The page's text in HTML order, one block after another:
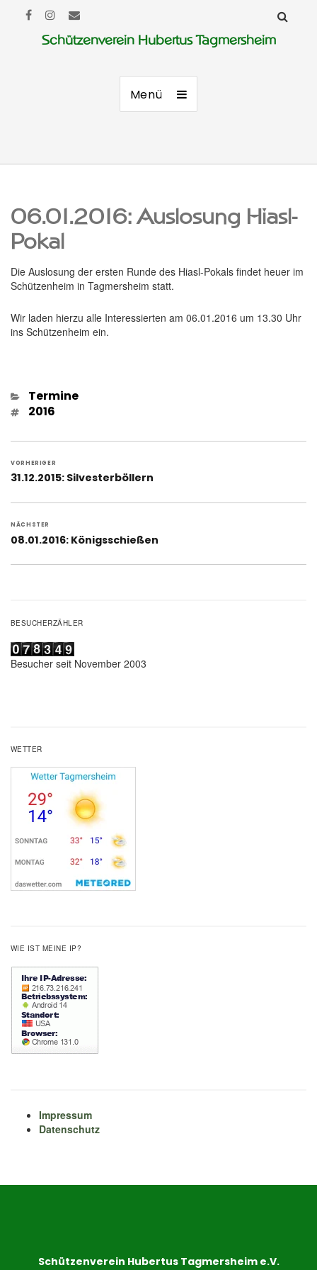
Schützenverein Hubertus Tagmersheim
Menü
06.01.2016: Auslosung Hiasl-
Pokal
Die Auslosung der ersten Runde des Hiasl-Pokals findet heuer im
Schützenheim in Tagmersheim statt.
Wir laden hierzu alle Interessierten am 06.01.2016 um 13.30 Uhr
ins Schützenheim ein.
Kategorien
Termine
Schlagwörter
2016
Beitragsnavigation
VORHERIGER
Vorheriger
31.12.2015: Silvesterböllern
NÄCHSTER
Nächster
08.01.2016: Königsschießen
BESUCHERZÄHLER
Besucher seit November 2003
WETTER
WIE IST MEINE IP?
Impressum
Datenschutz
Schützenverein Hubertus Tagmersheim e.V.